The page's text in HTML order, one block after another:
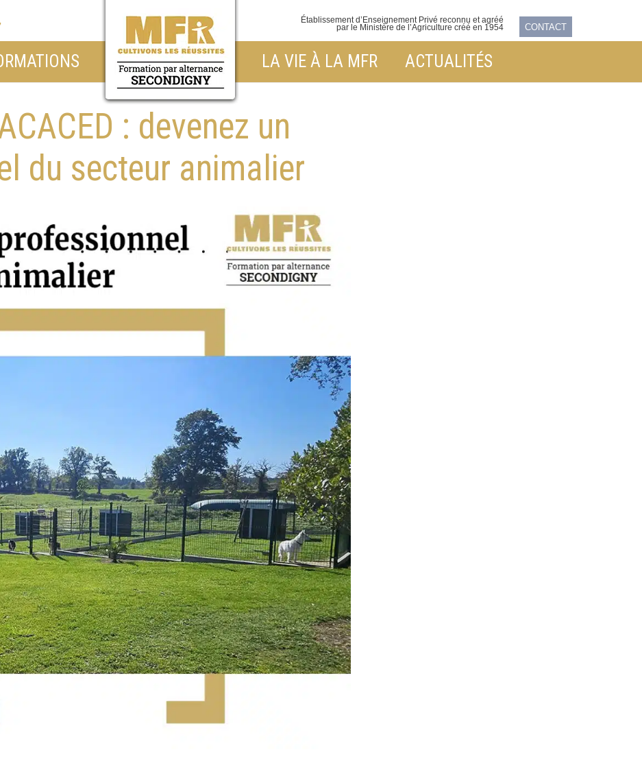
Établissement d’Enseignement Privé reconnu et agréé
par le Ministère de l’Agriculture créé en 1954 CONTACT
LA VIE À LA MFR ACTUALITÉS
: devenez un
du secteur animalier